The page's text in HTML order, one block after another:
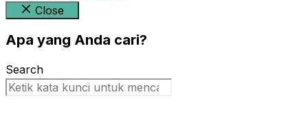
Close
Apa yang Anda cari?
Search